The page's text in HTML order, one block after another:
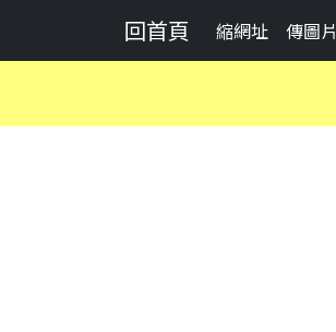
回首頁 縮網址 傳圖片